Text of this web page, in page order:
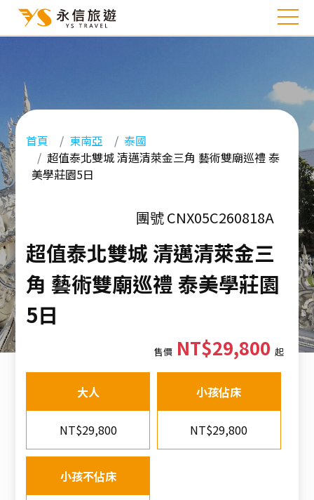
首頁 東南亞
泰國
超值泰北雙城 清邁清萊金三角 藝術雙廟巡禮 泰
美學莊園5日
團號 CNX05C260818A
超值泰北雙城 清邁清萊金三
角 藝術雙廟巡禮 泰美學莊園
5日
售價NT$29,800 起
大人
NT$29,800
小孩佔床
NT$29,800
小孩不佔床